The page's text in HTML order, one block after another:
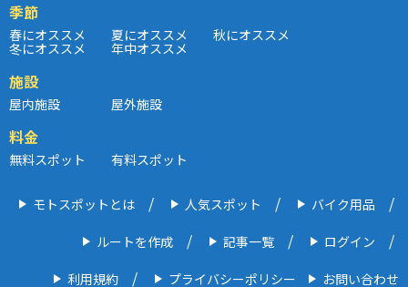
季節
春にオススメ 夏にオススメ 秋にオススメ
冬にオススメ 年中オススメ
施設
屋内施設 屋外施設
料金
無料スポット 有料スポット
モトスポットとは 人気スポット バイク用品
ルートを作成 記事一覧 ログイン
利用規約 プライバシーポリシー お問い合わせ